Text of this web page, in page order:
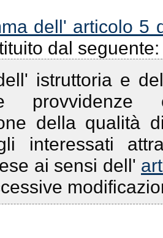
dell' articolo 5
dal seguente:
istruttoria e
della qualità
interessati
ai sensi dell'